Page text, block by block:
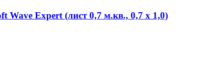
Expert (лист 0,7 м.кв., 0,7 х 1,0)